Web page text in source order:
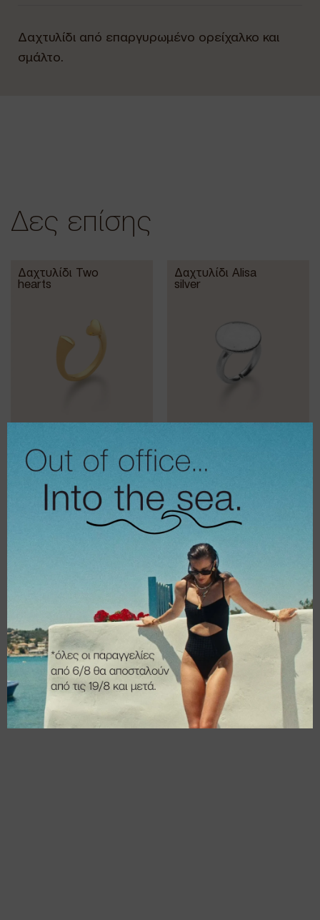
Δαχτυλίδι από επαργυρωμένο ορείχαλκο και
σμάλτο.
Δες επίσης
Δαχτυλίδι Two
hearts
Δαχτυλίδι Alisa
silver
Δαχτυλίδι City
€16,00
€12,80
Vendetta silver
16,00
€12,80